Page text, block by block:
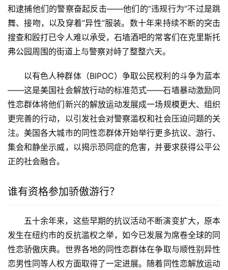
和逮捕他们的警察奋起反击——他们的”违规行为”不过是跳
舞、接吻，以及穿着”异性”服装。数十年来持续不断的突击
搜查和殴打已令人难以承受，石墙酒吧的常客们在克里斯托
弗公园周围的街道上与警察对峙了整整六天。
以有色人种群体（BIPOC）争取公民权利的斗争为蓝本
——这是美国社会解放行动的标准范式——石墙暴动激励同
性恋群体将他们新兴的解放运动发展成一场规模更大、组织
更完善的行动，以引发社会对警察滥权和社会压迫问题的关
注。美国各大城市的同性恋群体开始举行更多抗议、游行、
集会和静坐示威，以揭示恐同症的危害，并要求获得公平公
正的社会融合。
谁有资格参加骄傲游行？
五十余年来，这些早期的抗议活动不断演变扩大，原本
发生在纽约市的反抗滥权之举，如今已发展为席卷全球的同
性恋骄傲庆典。世界各地的同性恋群体在争取与顺性别异性
恋男性同等人权方面取得了一定进展。随着同性恋解放运动